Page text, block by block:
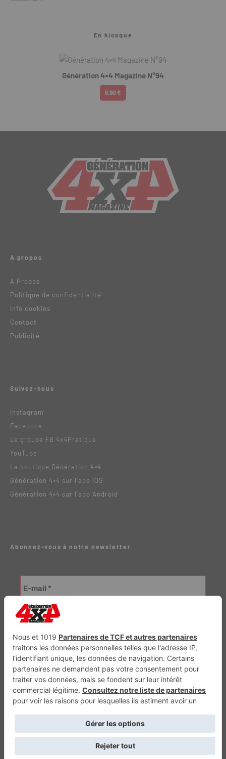
En kiosque
Génération 4×4 Magazine N°94
6.90 €
A propos
A Propos
Politique de confidentialité
Info cookies
Contact
Publicité
Suivez-nous
Instagram
Facebook
Le groupe FB 4x4Pratique
YouTube
La boutique Génération 4×4
Génération 4×4 sur l’app IOS
Génération 4×4 sur l’app Android
Abonnez-vous à notre newsletter
Génération Electrique Génération Sans Permis VTTAE.fr FullAttack
Retour en haut